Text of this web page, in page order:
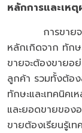
หลักการและเหตุ
การขายจะปร
หลักเกิดจาก ทัก
ขายจะต้องขายอ
ลูกค้า รวมทั้งต้อ
ทักษะและเทคนิค
และยอดขายขอ
ขายต้องเรียนรู้เท